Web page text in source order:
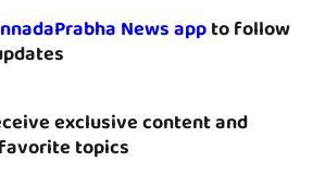
News appto follow
exclusive content and
topics